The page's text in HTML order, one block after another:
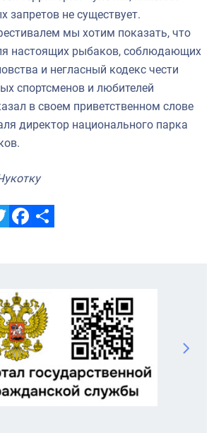
запретов не существует.
мы хотим показать, что
настоящих рыбаков, соблюдающих
и негласный кодекс чести
спортсменов и любителей
в своем приветственном слове
директор национального парка